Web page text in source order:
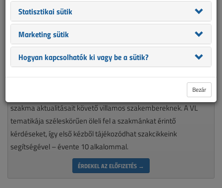
nélkülözhetetlen olvasmánya minden munkájára igényes, a
szakma aktualitásait követő villamos szakembereknek. A VL
tematikája széleskörűen öleli fel a szakmánkat érintő
kérdéseket, így első kézből tájékozódhat szakcikkeink
segítségével – évente 10 alkalommal.
ÉRDEKEL AZ ELŐFIZETÉS →
Statisztikai sütik
Marketing sütik
Hogyan kapcsolhatók ki vagy be a sütik?
Bezár